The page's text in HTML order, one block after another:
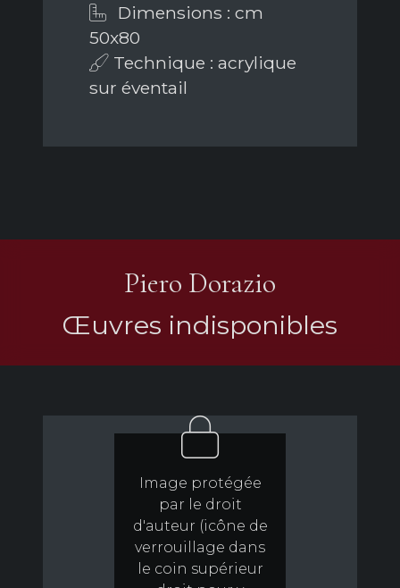
Dimensions : cm
50x80
Technique : acrylique
sur éventail
Piero Dorazio
Œuvres indisponibles
Image protégée
par le droit
d'auteur (icône de
verrouillage dans
le coin supérieur